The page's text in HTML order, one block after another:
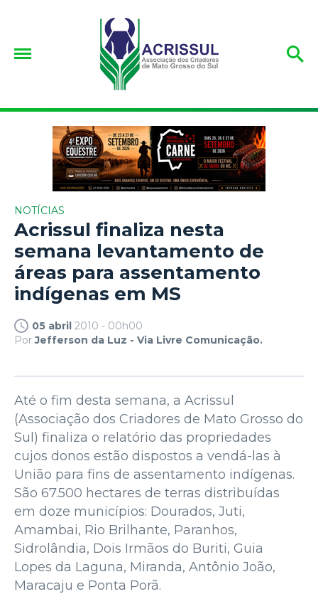
NOTÍCIAS
Acrissul finaliza nesta
semana levantamento de
áreas para assentamento
indígenas em MS
05 abril 2010 - 00h00
PorJefferson da Luz - Via Livre Comunicação.
Até o fim desta semana, a Acrissul
(Associação dos Criadores de Mato Grosso do
Sul) finaliza o relatório das propriedades
cujos donos estão dispostos a vendá-las à
União para fins de assentamento indígenas.
São 67.500 hectares de terras distribuídas
em doze municípios: Dourados, Juti,
Amambai, Rio Brilhante, Paranhos,
Sidrolândia, Dois Irmãos do Buriti, Guia
Lopes da Laguna, Miranda, Antônio João,
Maracaju e Ponta Porã.